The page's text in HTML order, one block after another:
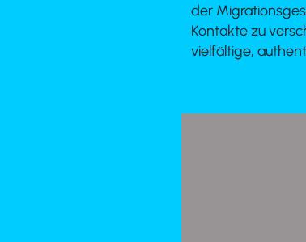
der
Kontakte zu
vielfältige,